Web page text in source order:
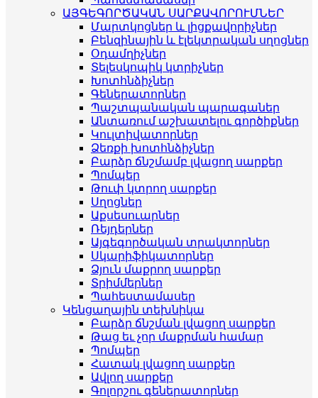
ԱՅԳԵԳՈՐԾԱԿԱՆ ՍԱՐՔԱՎՈՐՈՒՄՆԵՐ
Մարտկոցներ և լիցքավորիչներ
Բենզինային և էլեկտրական սղոցներ
Օդամղիչներ
Տելեսկոպիկ կտրիչներ
Խոտհնձիչներ
Գեներատորներ
Պաշտպանական պարագաներ
Անտառում աշխատելու գործիքներ
Կուլտիվատորներ
Ձեռքի խոտհնձիչներ
Բարձր ճնշմամբ լվացող սարքեր
Պոմպեր
Թուփ կտրող սարքեր
Սղոցներ
Աքսեսուարներ
Ռեյդերներ
Այգեգործական տրակտորներ
Սկարիֆիկատորներ
Ձյուն մաքրող սարքեր
Տրիմմերներ
Պահեստամասեր
Կենցաղային տեխնիկա
Բարձր ճնշման լվացող սարքեր
Թաց եւ չոր մաքրման համար
Պոմպեր
Հատակ լվացող սարքեր
Ավլող սարքեր
Գոլորշու գեներատորներ